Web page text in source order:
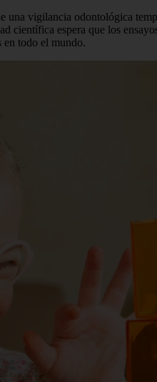
una vigilancia odontológica
científica espera que los
en todo el mundo.